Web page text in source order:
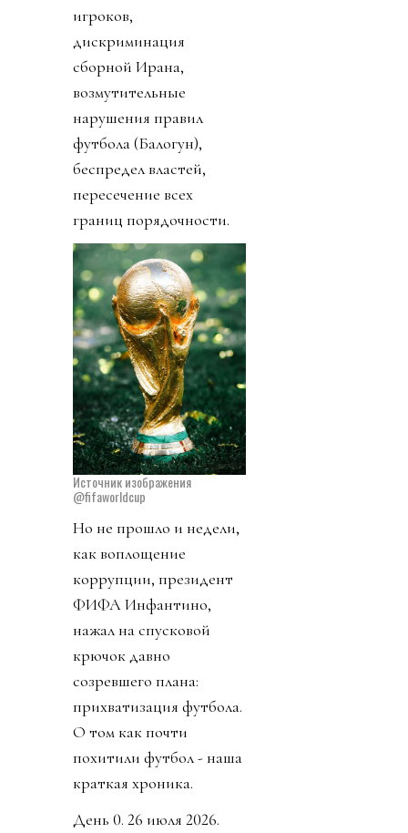
игроков,
дискриминация
сборной Ирана,
возмутительные
нарушения правил
футбола (Балогун),
беспредел властей,
пересечение всех
границ порядочности.
Источник изображения
@fifaworldcup
Но не прошло и недели,
как воплощение
коррупции, президент
ФИФА Инфантино,
нажал на спусковой
крючок давно
созревшего плана:
прихватизация футбола.
О том как почти
похитили футбол - наша
краткая хроника.
День 0. 26 июля 2026.